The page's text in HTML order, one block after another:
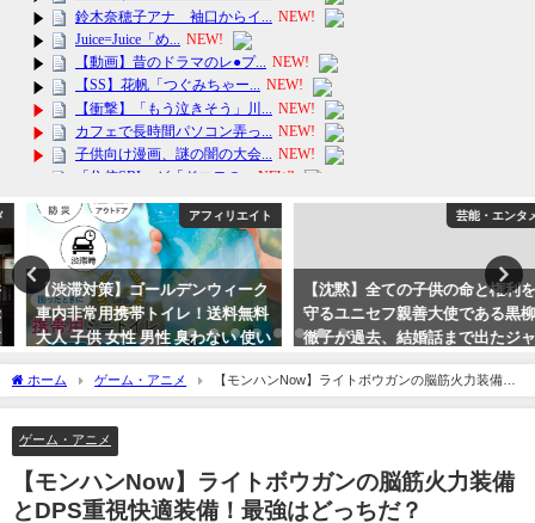
アフィリエイト
【渋滞対策】ゴールデンウィーク
車内非常用携帯トイレ！送料無料
大人 子供 女性 男性 臭わない 使い
捨て 固まる 簡易トイレ
芸能・エンタメ
【沈黙】全ての子供の命と権利を
守るユニセフ親善大使である黒柳
徹子が過去、結婚話まで出たジャ
ニー喜多川について沈黙する訳が
闇すぎる。
ホーム ゲーム・アニメ
【モンハンNow】ライトボウガンの脳筋火力装備と
DPS重視快適装備！最強はどっちだ？
ゲーム・アニメ
【モンハンNow】ライトボウガンの脳筋火力装備
とDPS重視快適装備！最強はどっちだ？